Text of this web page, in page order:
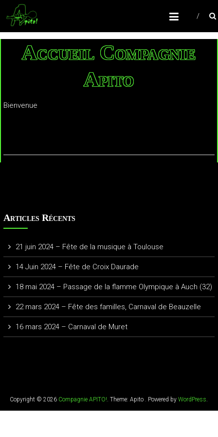
COMPAGNIE APITO!
Batucada Colomiers
Accueil Compagnie
Apito
Bienvenue
Articles Récents
21 juin 2024 – Fête de la musique à Toulouse
14 Juin 2024 – Fête de Croix Daurade
18 mai 2024 – Passage de la flamme Olympique à Auch (32)
22 mars 2024 – Fête des familles, Carnaval de Beauzelle
16 mars 2024 – Carnaval de Muret
Copyright © 2026 Compagnie APITO!. Theme: Apito . Powered byWordPress.